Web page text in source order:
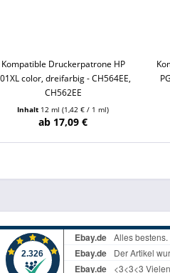
Kompatible Druckerpatrone HP
color, dreifarbig - CH564EE,
CH562EE
Inhalt 12 ml(1,42 € / 1 ml)
ab 17,09 €